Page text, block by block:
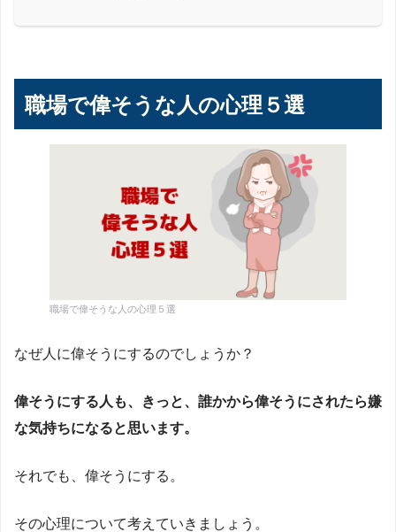
職場で偉そうな人の心理５選
職場で偉そうな人の心理５選
なぜ人に偉そうにするのでしょうか？
偉そうにする人も、きっと、誰かから偉そうにされたら嫌
な気持ちになると思います。
それでも、偉そうにする。
その心理について考えていきましょう。